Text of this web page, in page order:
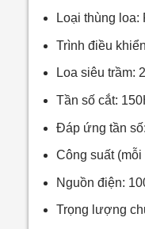
Loại thùng loa:
Trình điều
Loa siêu trầm:
Tần số cắt:
Đáp ứng tần
Công suất
Nguồn điện:
Trọng lượng